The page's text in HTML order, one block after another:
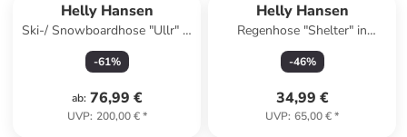
Helly Hansen
Ski-/ Snowboardhose "Ullr" in
Grün
-61%
ab: 76,99 €
UVP: 200,00 €*
Helly Hansen
Regenhose "Shelter" in
Schwarz
-46%
34,99 €
UVP: 65,00 €*